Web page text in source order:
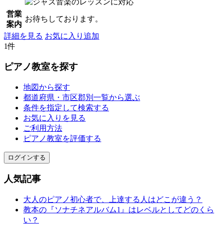
営業
案内
お待ちしております。
詳細を見る お気に入り追加
1件
ピアノ教室を探す
地図から探す
都道府県・市区郡別一覧から選ぶ
条件を指定して検索する
お気に入りを見る
ご利用方法
ピアノ教室を評価する
ログインする
人気記事
大人のピアノ初心者で、上達する人はどこが違う？
教本の『ソナチネアルバム1』はレベルとしてどのくら
い？